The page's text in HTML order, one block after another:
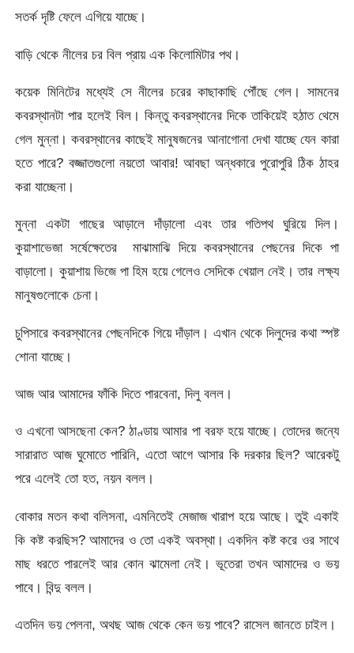
সতর্ক দৃষ্টি ফেলে এগিয়ে যাচ্ছে।
বাড়ি থেকে নীলের চর বিল প্রায় এক কিলোমিটার পথ।
কয়েক মিনিটের মধ্যেই সে নীলের চরের কাছাকাছি পৌঁছে গেল। সামনের
কবরস্থানটা পার হলেই বিল। কিন্তু কবরস্থানের দিকে তাকিয়েই হঠাত থেমে
গেল মুন্না। কবরস্থানের কাছেই মানুষজনের আনাগোনা দেখা যাচ্ছে যেন কারা
হতে পারে? বজ্জাতগুলো নয়তো আবার! আবছা অন্ধকারে পুরোপুরি ঠিক ঠাহর
করা যাচ্ছেনা।
মুন্না একটা গাছের আড়ালে দাঁড়ালো এবং তার গতিপথ ঘুরিয়ে দিল।
কুয়াশাভেজা সর্ষেক্ষেতের মাঝামাঝি দিয়ে কবরস্থানের পেছনের দিকে পা
বাড়ালো। কুয়াশায় ভিজে পা হিম হয়ে গেলেও সেদিকে খেয়াল নেই। তার লক্ষ্য
মানুষগুলোকে চেনা।
চুপিসারে কবরস্থানের পেছনদিকে গিয়ে দাঁড়াল। এখান থেকে দিলুদের কথা স্পষ্ট
শোনা যাচ্ছে।
আজ আর আমাদের ফাঁকি দিতে পারবেনা, দিলু বলল।
ও এখনো আসছেনা কেন? ঠাণ্ডায় আমার পা বরফ হয়ে যাচ্ছে। তোদের জন্যে
সারারাত আজ ঘুমোতে পারিনি, এতো আগে আসার কি দরকার ছিল? আরেকটু
পরে এলেই তো হত, নয়ন বলল।
বোকার মতন কথা বলিসনা, এমনিতেই মেজাজ খারাপ হয়ে আছে। তুই একাই
কি কষ্ট করছিস? আমাদের ও তো একই অবস্থা। একদিন কষ্ট করে ওর সাথে
মাছ ধরতে পারলেই আর কোন ঝামেলা নেই। ভূতেরা তখন আমাদের ও ভয়
পাবে। বিন্দু বলল।
এতদিন ভয় পেলনা, অথছ আজ থেকে কেন ভয় পাবে? রাসেল জানতে চাইল।